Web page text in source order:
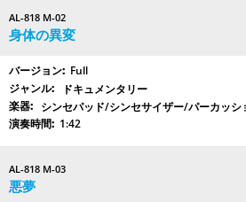
AL-818 M-02
身体の異変
Full
ドキュメンタリー
シンセパッド/シンセサイザー/パーカッシ
1:42
AL-818 M-03
悪夢